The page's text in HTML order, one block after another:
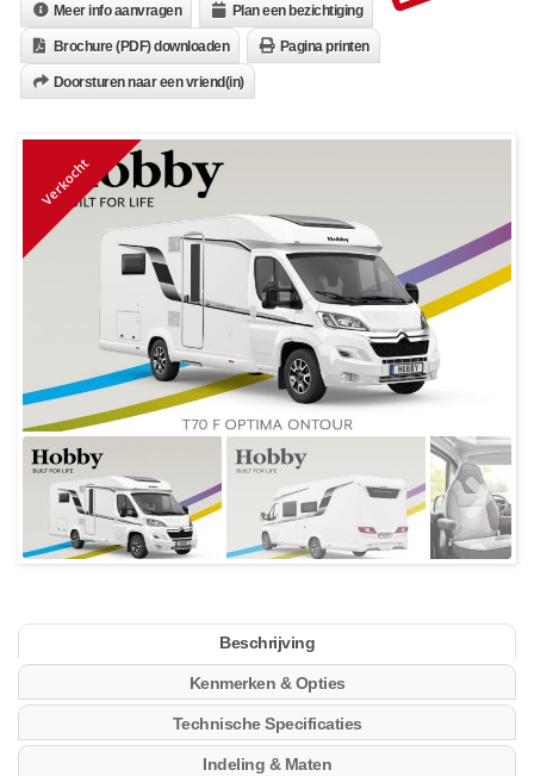
Meer info aanvragen Plan een bezichtiging
Brochure (PDF) downloaden Pagina printen
Doorsturen naar een vriend(in)
Verkocht
Beschrijving
Kenmerken & Opties
Technische Specificaties
Indeling & Maten